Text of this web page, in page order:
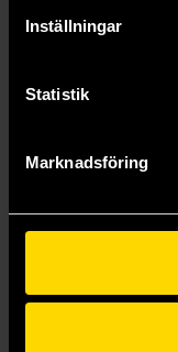
Inställningar
Statistik
Marknadsföring
Monster Hunter